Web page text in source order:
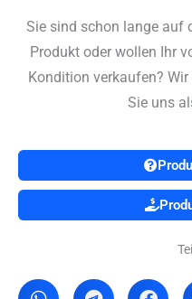
Sie sind schon lange auf
Produkt oder wollen Ihr
Kondition verkaufen?
Sie uns